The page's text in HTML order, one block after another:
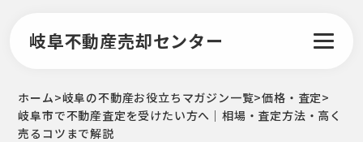
岐阜不動産売却センター
ホーム>岐阜の不動産お役立ちマガジン一覧>価格・査定>
岐阜市で不動産査定を受けたい方へ｜相場・査定方法・高く
売るコツまで解説